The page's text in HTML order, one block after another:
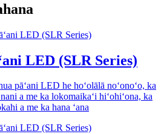
LED (SLR Series)
pāʻani LED he hoʻolālā noʻonoʻo, ka
a me ka lokomaikaʻi hiʻohiʻona, ka
a me ka hana ʻana